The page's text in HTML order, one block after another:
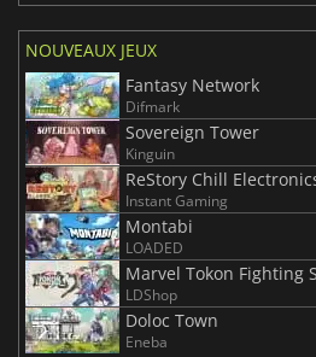
NOUVEAUX JEUX
Fantasy Network
Difmark
Sovereign Tower
Kinguin
ReStory Chill
Instant Gaming
Montabi
LOADED
Marvel Tokon Fighting
LDShop
Doloc Town
Eneba